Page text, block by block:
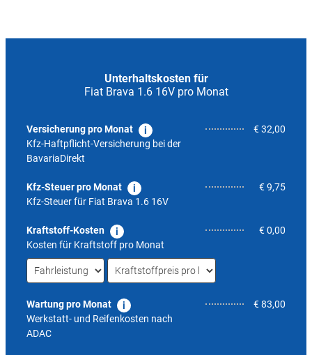
Unterhaltskosten für
Fiat Brava 1.6 16V pro Monat
Versicherung pro Monat
Kfz-Haftpflicht-Versicherung bei der
BavariaDirekt
€ 32,00
Kfz-Steuer pro Monat
Kfz-Steuer für Fiat Brava 1.6 16V
€ 9,75
Kraftstoff-Kosten
Kosten für Kraftstoff pro Monat
€ 0,00
Wartung pro Monat
Werkstatt- und Reifenkosten nach
ADAC
€ 83,00